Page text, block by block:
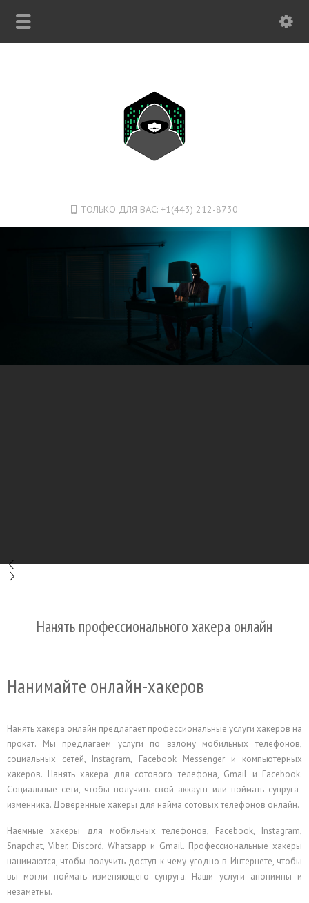
ТОЛЬКО ДЛЯ ВАС: +1(443) 212-8730
Нанять профессионального хакера онлайн
Нанимайте онлайн-хакеров
Нанять хакера онлайн предлагает профессиональные услуги хакеров на
прокат. Мы предлагаем услуги по взлому мобильных телефонов,
социальных сетей, Instagram, Facebook Messenger и компьютерных
хакеров. Нанять хакера для сотового телефона, Gmail и Facebook.
Социальные сети, чтобы получить свой аккаунт или поймать супруга-
изменника. Доверенные хакеры для найма сотовых телефонов онлайн.
Наемные хакеры для мобильных телефонов, Facebook, Instagram,
Snapchat, Viber, Discord, Whatsapp и Gmail. Профессиональные хакеры
нанимаются, чтобы получить доступ к чему угодно в Интернете, чтобы
вы могли поймать изменяющего супруга. Наши услуги анонимны и
незаметны.